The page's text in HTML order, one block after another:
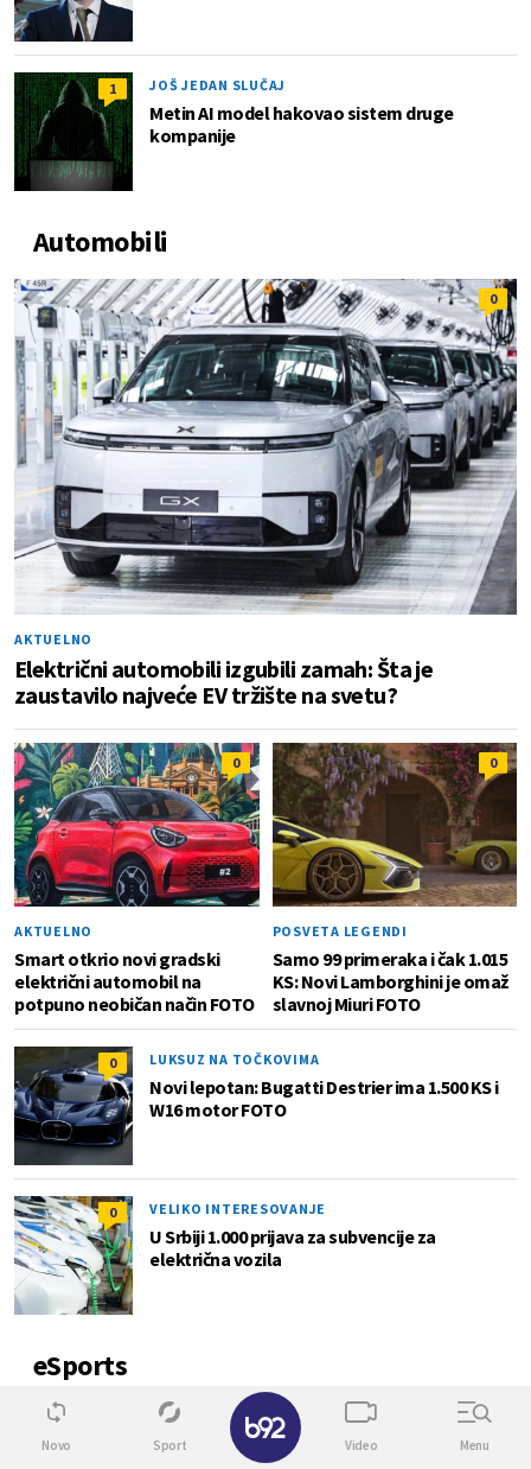
1 JOŠ JEDAN SLUČAJ
Metin AI model hakovao sistem druge
kompanije
Automobili
0
AKTUELNO
Električni automobili izgubili zamah: Šta je
zaustavilo najveće EV tržište na svetu?
0
AKTUELNO
Smart otkrio novi gradski
električni automobil na
potpuno neobičan način FOTO
0
POSVETA LEGENDI
Samo 99 primeraka i čak 1.015
KS: Novi Lamborghini je omaž
slavnoj Miuri FOTO
0 LUKSUZ NA TOČKOVIMA
Novi lepotan: Bugatti Destrier ima 1.500 KS i
W16 motor FOTO
0 VELIKO INTERESOVANJE
U Srbiji 1.000 prijava za subvencije za
električna vozila
eSports
0
Novo Sport Video Menu